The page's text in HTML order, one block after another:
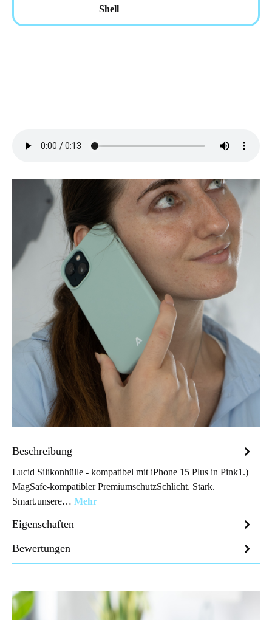
Shell
Beschreibung
Lucid Silikonhülle - kompatibel mit iPhone 15 Plus in Pink1.)
MagSafe-kompatibler PremiumschutzSchlicht. Stark.
Smart.unsere… Mehr
Eigenschaften
Bewertungen